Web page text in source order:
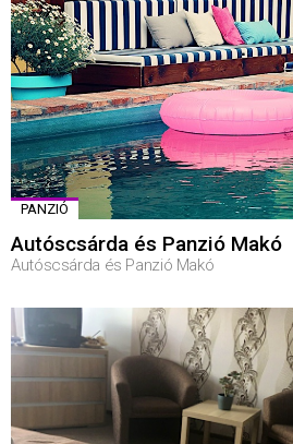
PANZIÓ
Autóscsárda és Panzió Makó
Autóscsárda és Panzió Makó